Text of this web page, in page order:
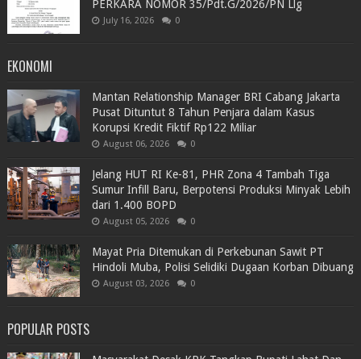
PERKARA NOMOR 35/Pdt.G/2026/PN Llg
July 16, 2026 0
EKONOMI
Mantan Relationship Manager BRI Cabang Jakarta
Pusat Dituntut 8 Tahun Penjara dalam Kasus
Korupsi Kredit Fiktif Rp122 Miliar
August 06, 2026 0
Jelang HUT RI Ke-81, PHR Zona 4 Tambah Tiga
Sumur Infill Baru, Berpotensi Produksi Minyak Lebih
dari 1.400 BOPD
August 05, 2026 0
Mayat Pria Ditemukan di Perkebunan Sawit PT
Hindoli Muba, Polisi Selidiki Dugaan Korban Dibuang
August 03, 2026 0
POPULAR POSTS